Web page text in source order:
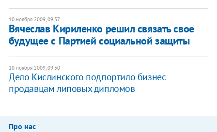
10 ноября 2009, 09:37
Вячеслав Кириленко решил связать свое
будущее с Партией социальной защиты
10 ноября 2009, 09:30
Дело Кислинского подпортило бизнес
продавцам липовых дипломов
Про нас